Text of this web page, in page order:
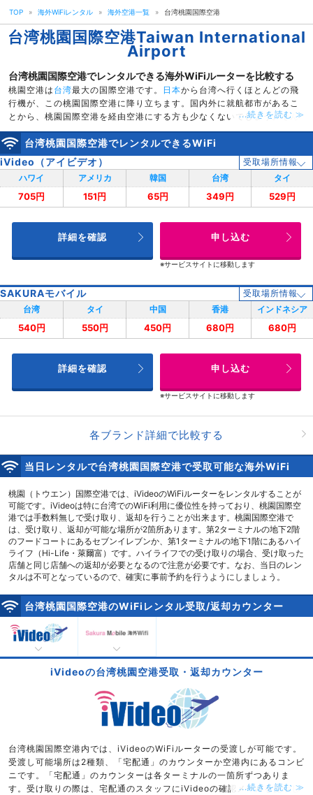
TOP » 海外WiFiレンタル » 海外空港一覧 » 台湾桃園国際空港
台湾桃園国際空港Taiwan International
Airport
台湾桃園国際空港でレンタルできる海外WiFiルーターを比較する
桃園空港は 台湾最大の国際空港です。 日本から台湾へ行くほとんどの飛
行機が、この桃園国際空港に降り立ちます。国内外に就航都市があるこ
とから、桃園国際空港を経由空港にする方も少なくないでしょう。そん
な桃園空港では、海外旅行の必需品であるレンタルWiFiルーターの受け
取りが可能なんですよ。桃園空港内でWiFiの受渡しができるレンタルブ
ランドは、iVideoです。iVideoは、台湾に本社があるWiFiブランドとい
う事で、サービス面・価格面で他社を圧倒しています。事前予約済みの
iVideoのWiFiルーターは、空港内の「宅配通」カウンター、または空港
内空港で受渡しが可能です。「宅配通」のカウンターは、第ターミナ
ル・第2ターミナルに一箇所ずつあります。
また、コンビニは第1ターミナルには「ハイライフ」、第2ターミナルに
は「セブンイレブン」があります。桃園空港内でWiFiルーターの受渡し
か確認する必要がありますね。
...続きを読む ≫
台湾桃園国際空港でレンタルできるWiFi
iVideo（アイビデオ）
受取場所情報
ハワイ
アメリカ 韓国 台湾 タイ
705円 151円 65円 349円 529円
詳細を確認 申し込む
※サービスサイトに移動します
SAKURAモバイル
受取場所情報
台湾
タイ 中国 香港 インドネシア
540円 550円 450円 680円 680円
詳細を確認 申し込む
※サービスサイトに移動します
各ブランド詳細で比較する
当日レンタルで台湾桃園国際空港で受取可能な海外WiFi
桃園（トウエン）国際空港では、iVideoのWiFiルーターをレンタルすることが
可能です。iVideoは特に台湾でのWiFi利用に優位性を持っており、桃園国際空
港では手数料無しで受け取り、返却を行うことが出来ます。桃園国際空港で
は、受け取り、返却が可能な場所が2箇所あります。第2ターミナルの地下2階
のフードコートにあるセブンイレブンか、第1ターミナルの地下1階にあるハイ
ライフ（Hi-Life・萊爾富）です。ハイライフでの受け取りの場合、受け取った
店舗と同じ店舗への返却が必要となるので注意が必要です。なお、当日のレン
タルは不可となっているので、確実に事前予約を行うようにしましょう。
台湾桃園国際空港のWiFiレンタル受取/返却カウンター
iVideoの台湾桃園空港受取・返却カウンター
台湾桃園国際空港内では、iVideoのWiFiルーターの受渡しが可能です。
受渡し可能場所は2種類、「宅配通」のカウンターか空港内にあるコンビ
ニです。「宅配通」のカウンターは各ターミナルの一箇所ずつありま
す。受け取りの際は、宅配通のスタッフにiVideoの確認メールを提示し
...続きを読む ≫